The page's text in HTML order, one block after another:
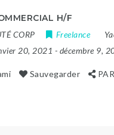
H/F
CORP Freelance
20, 2021 - décembre 9,
Sauvegarder